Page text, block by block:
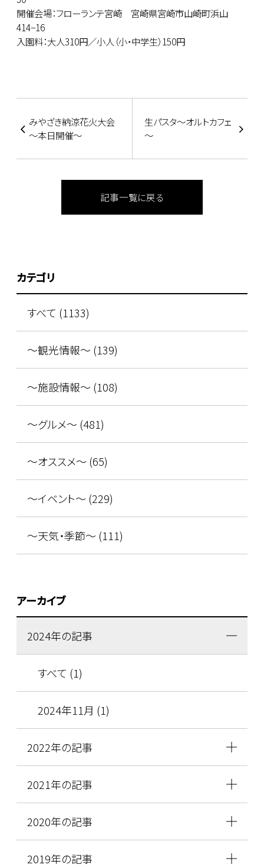
開催会場：フローランテ宮崎 宮崎県宮崎市山崎町浜山
414−16
入園料：大人310円／小人（小・中学生）150円
みやざき納涼花火大会
～本日開催～
生パスタ～オルトカフェ
～
記事一覧に戻る
カテゴリ
すべて (1133)
～観光情報～ (139)
～施設情報～ (108)
～グルメ～ (481)
～オススメ～ (65)
～イベント～ (229)
～天気・季節～ (111)
アーカイブ
2024年の記事
すべて (1)
2024年11月 (1)
2022年の記事
2021年の記事
2020年の記事
2019年の記事